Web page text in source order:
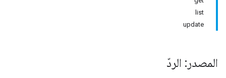
list
update
المصدر: الردّ